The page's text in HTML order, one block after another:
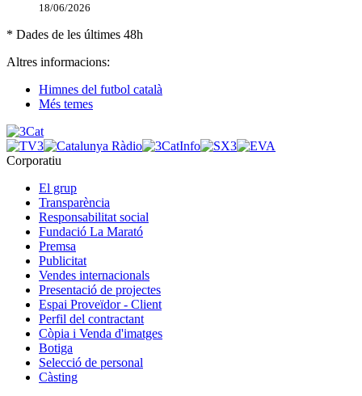
18/06/2026
* Dades de les últimes 48h
Altres informacions:
Himnes del futbol català
Més temes
Corporatiu
El grup
Transparència
Responsabilitat social
Fundació La Marató
Premsa
Publicitat
Vendes internacionals
Presentació de projectes
Espai Proveïdor - Client
Perfil del contractant
Còpia i Venda d'imatges
Botiga
Selecció de personal
Càsting